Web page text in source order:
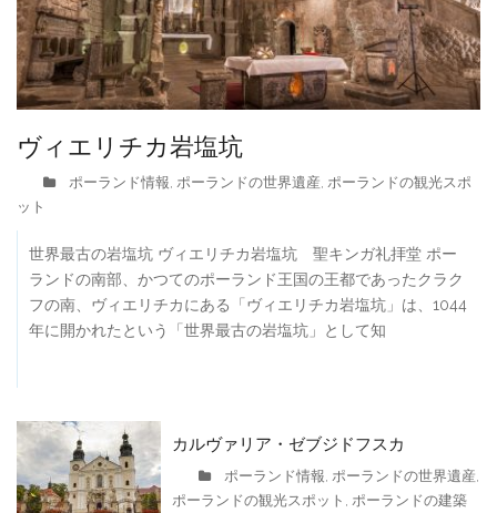
ヴィエリチカ岩塩坑
ポーランド情報, ポーランドの世界遺産, ポーランドの観光スポ
ット
世界最古の岩塩坑 ヴィエリチカ岩塩坑 聖キンガ礼拝堂 ポー
ランドの南部、かつてのポーランド王国の王都であったクラク
フの南、ヴィエリチカにある「ヴィエリチカ岩塩坑」は、1044
年に開かれたという「世界最古の岩塩坑」として知
カルヴァリア・ゼブジドフスカ
ポーランド情報, ポーランドの世界遺産,
ポーランドの観光スポット , ポーランドの建築